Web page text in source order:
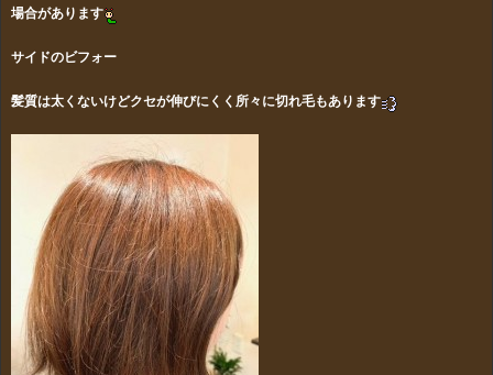
場合があります
サイドのビフォー
髪質は太くないけどクセが伸びにくく所々に切れ毛もあります